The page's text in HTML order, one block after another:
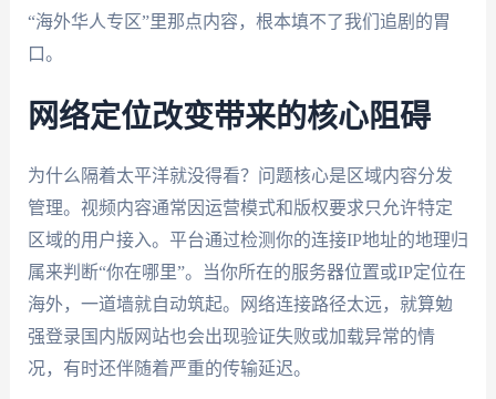
“海外华人专区”里那点内容，根本填不了我们追剧的胃
口。
网络定位改变带来的核心阻碍
为什么隔着太平洋就没得看？问题核心是区域内容分发
管理。视频内容通常因运营模式和版权要求只允许特定
区域的用户接入。平台通过检测你的连接IP地址的地理归
属来判断“你在哪里”。当你所在的服务器位置或IP定位在
海外，一道墙就自动筑起。网络连接路径太远，就算勉
强登录国内版网站也会出现验证失败或加载异常的情
况，有时还伴随着严重的传输延迟。